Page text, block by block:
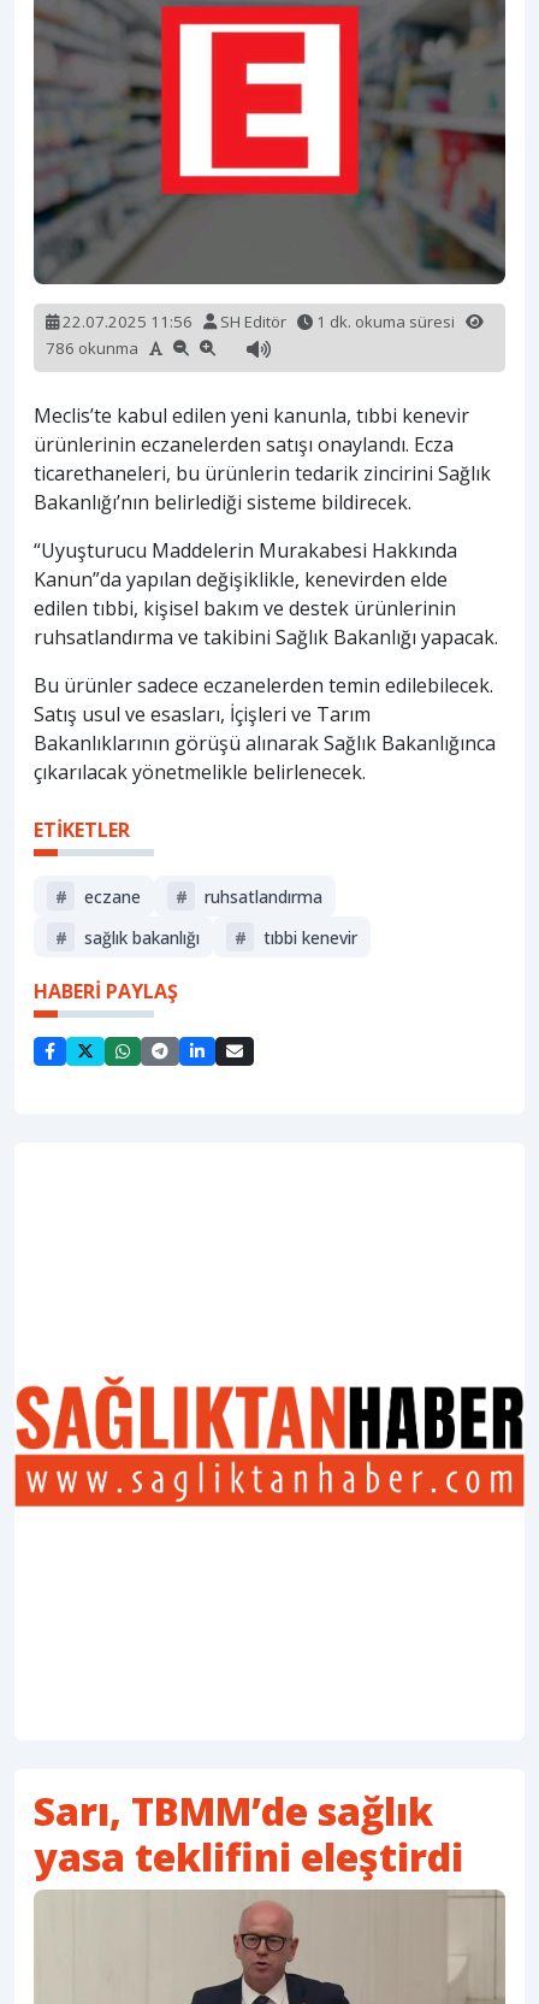
22.07.2025 11:56 SH Editör
1 dk. okuma süresi
786 okunma
Meclis’te kabul edilen yeni kanunla, tıbbi kenevir
ürünlerinin eczanelerden satışı onaylandı. Ecza
ticarethaneleri, bu ürünlerin tedarik zincirini Sağlık
Bakanlığı’nın belirlediği sisteme bildirecek.
“Uyuşturucu Maddelerin Murakabesi Hakkında
Kanun”da yapılan değişiklikle, kenevirden elde
edilen tıbbi, kişisel bakım ve destek ürünlerinin
ruhsatlandırma ve takibini Sağlık Bakanlığı yapacak.
Bu ürünler sadece eczanelerden temin edilebilecek.
Satış usul ve esasları, İçişleri ve Tarım
Bakanlıklarının görüşü alınarak Sağlık Bakanlığınca
çıkarılacak yönetmelikle belirlenecek.
ETİKETLER
# eczane #
ruhsatlandırma
#
sağlik bakanliği # tıbbi kenevir
HABERİ PAYLAŞ
Sarı, TBMM’de sağlık
yasa teklifini eleştirdi